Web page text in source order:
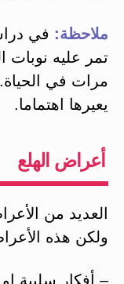
ملاحظة: في
تمر عليه نوبات
مرات في
يعيرها اهتماما.
أعراض الهلع
العديد من
ولكن هذه
– أفكار سلبية او